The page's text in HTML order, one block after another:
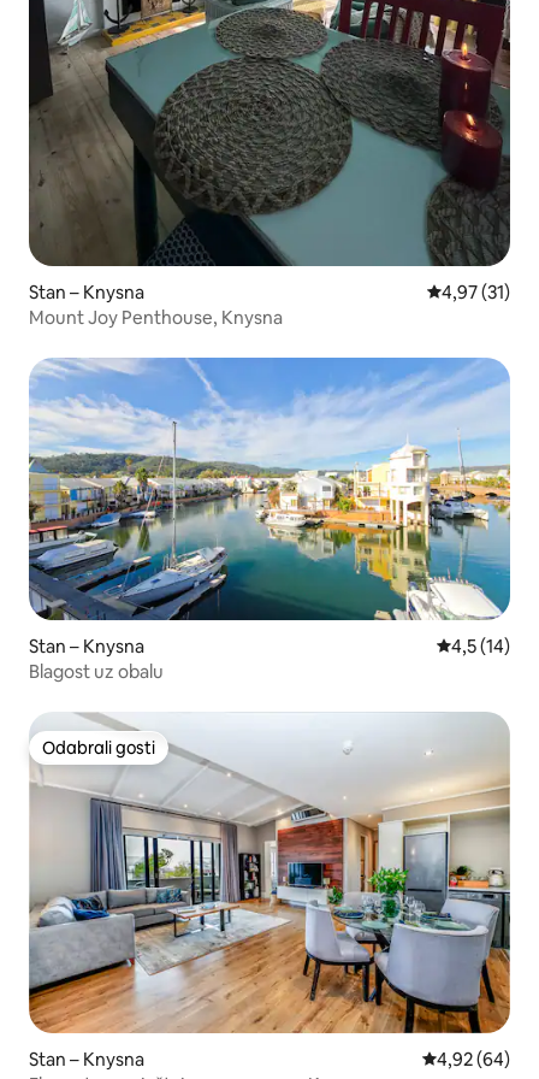
Stan – Knysna Prosječna
4,97 (31)
Mount Joy Penthouse, Knysna
Stan – Knysna Prosječna
4,5 (14)
Blagost uz obalu
Odabrali gosti
Odabrali gosti
Stan – Knysna Prosječna
4,92 (64)